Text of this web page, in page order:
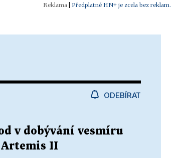
| Předplatné HN+ je zcela bez reklam.
ODEBÍRAT
v dobývání vesmíru
Artemis II